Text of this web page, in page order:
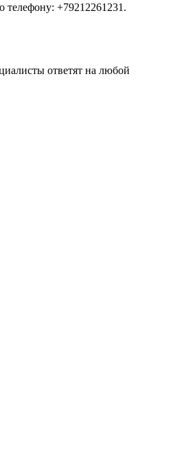
телефону: +79212261231.
ответят на любой